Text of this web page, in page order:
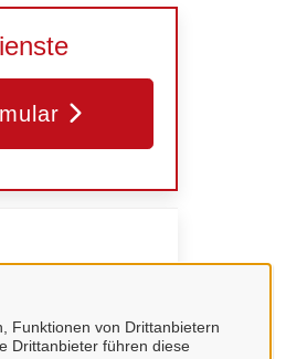
Funktionen von Drittanbietern
Drittanbieter führen diese